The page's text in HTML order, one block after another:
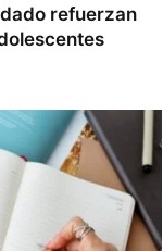
refuerzan